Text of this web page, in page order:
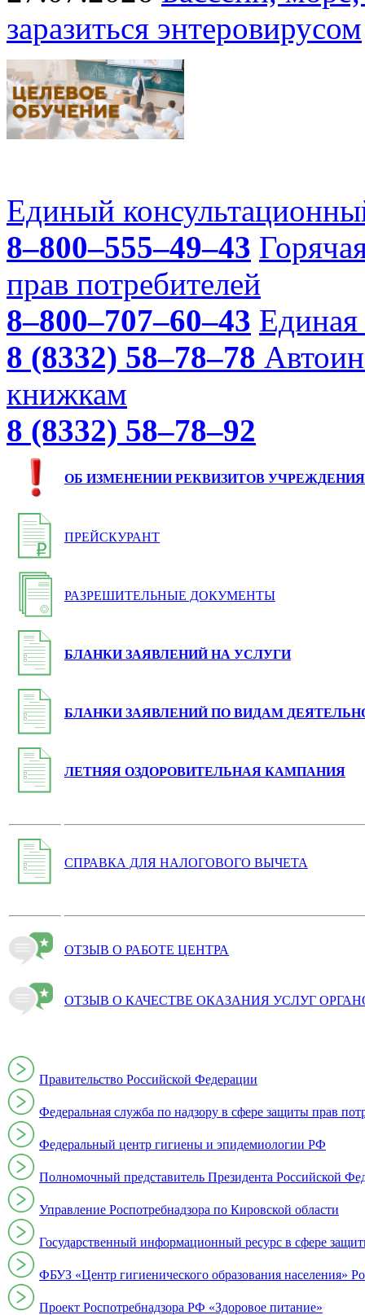
заразиться энтеровирусом
Единый
8–800–555–49–43
прав потребителей
8–800–707–60–43 Единая
8 (8332) 58–78–78
книжкам
8 (8332) 58–78–92
ОБ ИЗМЕНЕНИИ РЕКВИЗИТОВ УЧРЕЖДЕНИЯ
ПРЕЙСКУРАНТ
РАЗРЕШИТЕЛЬНЫЕ ДОКУМЕНТЫ
БЛАНКИ ЗАЯВЛЕНИЙ НА УСЛУГИ
БЛАНКИ ЗАЯВЛЕНИЙ ПО ВИДАМ
ЛЕТНЯЯ ОЗДОРОВИТЕЛЬНАЯ КАМПАНИЯ
СПРАВКА ДЛЯ НАЛОГОВОГО ВЫЧЕТА
ОТЗЫВ О РАБОТЕ ЦЕНТРА
ОТЗЫВ О КАЧЕСТВЕ ОКАЗАНИЯ УСЛУГ
Правительство Российской Федерации
Федеральная служба по надзору в сфере защиты прав
Федеральный центр гигиены и эпидемиологии РФ
Полномочный представитель Президента Российской
Управление Роспотребнадзора по Кировской области
Государственный информационный ресурс в сфере
ФБУЗ «Центр гигиенического образования населения»
Проект Роспотребнадзора РФ «Здоровое питание»